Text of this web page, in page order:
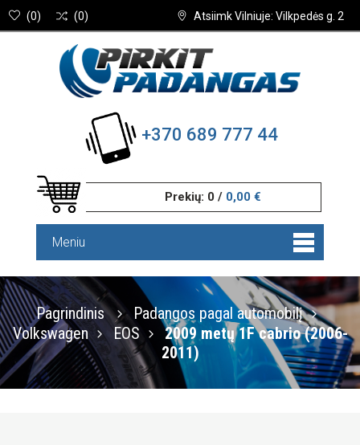
Atsiimk Vilniuje: Vilkpedės g. 2
(0) (0)
+370 689 777 44
Prekių: 0 / 0,00 €
Meniu
Pagrindinis
Padangos pagal automobilį
Volkswagen
EOS
2009 metų 1F cabrio (2006-
2011)